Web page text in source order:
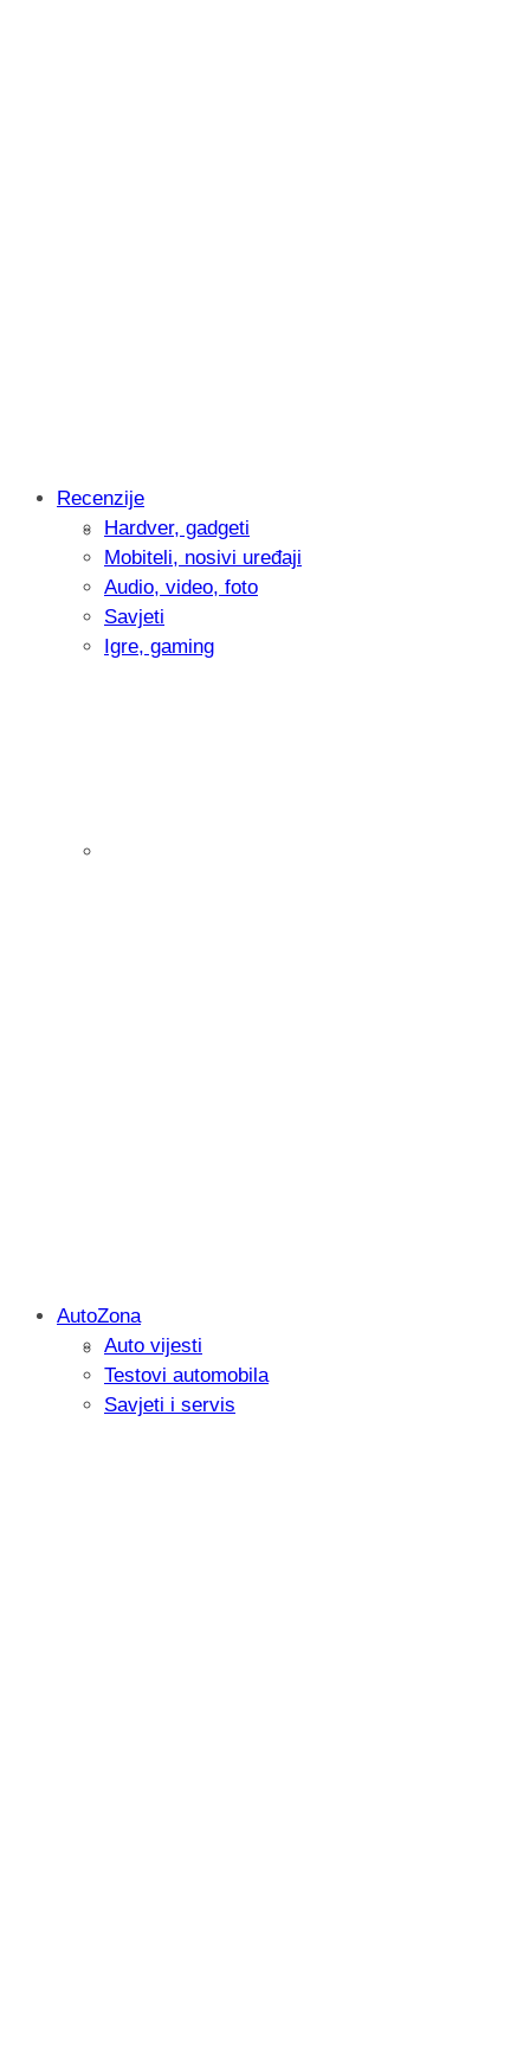
Intervju: Goran Jović, fotograf -
Recenzije
Hardver, gadgeti
Mobiteli, nosivi uređaji
Audio, video, foto
Savjeti
Igre, gaming
Savjetujemo: Što učiniti kada vaš
AutoZona
Auto vijesti
Testovi automobila
Savjeti i servis